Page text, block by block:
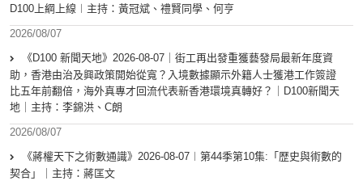
D100上綱上線︱主持：黃冠斌、禮賢同學、何亨
2026/08/07
《D100 新聞天地》2026-08-07｜街工再出發重獲藝發局最新年度資
助，香港由治及興政策開始從寬？入境數據顯示外籍人士獲港工作簽證
比五年前翻倍，海外真專才回流代表新香港環境真轉好？｜D100新聞天
地｜主持：李錦洪、C朗
2026/08/07
《蔣權天下之術數通識》2026-08-07︱第44季第10集:「歴史與術數的
契合」｜主持：蔣匡文